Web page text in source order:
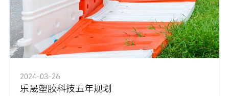
2024-03-26
乐晟塑胶科技五年规划